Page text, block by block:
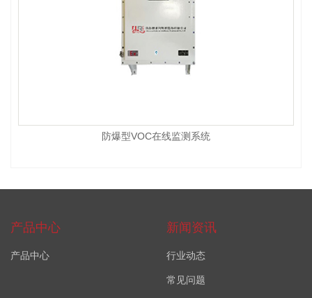
防爆型VOC在线监测系统
产品中心
产品中心
新闻资讯
行业动态
常见问题